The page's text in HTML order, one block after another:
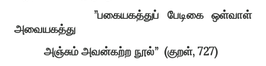
”பகையகத்துப் பேடிகை ஒள்வாள்
அவையகத்து
அஞ்சும் அவன்கற்ற நூல்” (குறள், 727)